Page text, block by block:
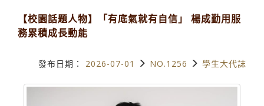
【校園話題人物】「有底氣就有自信」 楊成勤用服
務累積成長動能
發布日期： 2026-07-01 NO.1256 學生大代誌